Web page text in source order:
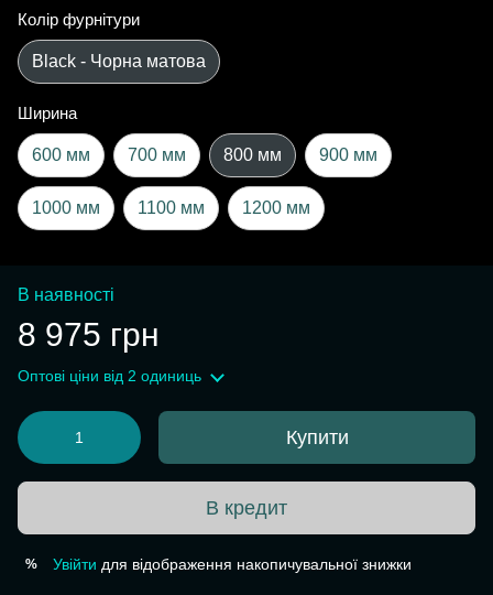
Колір фурнітури
Black - Чорна матова
Ширина
600 мм 700 мм 800 мм 900 мм
1000 мм 1100 мм 1200 мм
В наявності
8 975 грн
Оптові ціни від 2 одиниць
Купити
В кредит
% Увійти для відображення накопичувальної знижки